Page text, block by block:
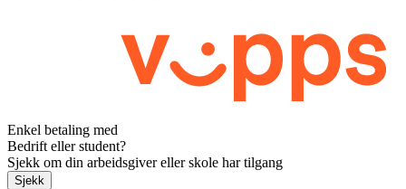
Enkel betaling med
Bedrift eller student?
Sjekk om din arbeidsgiver eller skole har tilgang
Sjekk